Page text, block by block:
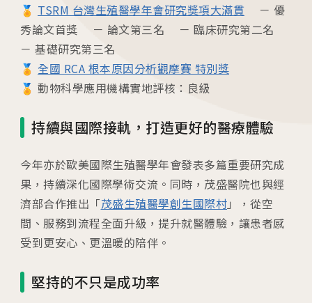
各院門診及掛號資訊
台中總院
/Taichung
/Taipei
門診異動
2026.04.16
台中總院 「婚後孕前健康檢查」、「生育力健
檢」、「婚前健康檢查」及「育兒健檢」門診表
活動講座
🏅 TSRM 台灣生殖醫學年會研究獎項大滿貫 － 優
秀論文首獎 － 論文第三名 － 臨床研究第二名
－ 基礎研究第三名
🏅 全國 RCA 根本原因分析觀摩賽 特別獎
🏅 動物科學應用機構實地評核：良級
持續與國際接軌，打造更好的醫療體驗
今年亦於歐美國際生殖醫學年會發表多篇重要研究成
果，持續深化國際學術交流。同時，茂盛醫院也與經
濟部合作推出「茂盛生殖醫學創生國際村」，從空
間、服務到流程全面升級，提升就醫體驗，讓患者感
受到更安心、更溫暖的陪伴。
堅持的不只是成功率